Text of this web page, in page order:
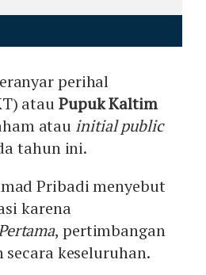
perihal
atauPupuk Kaltim
atau initial public
tahun ini.
Pribadi menyebut
karena
, pertimbangan
keseluruhan.